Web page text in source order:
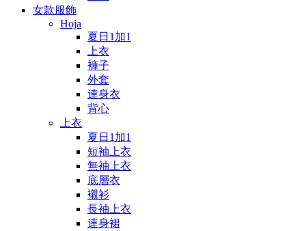
女款服飾
Hoja
夏日1加1
上衣
褲子
外套
連身衣
背心
上衣
夏日1加1
短袖上衣
無袖上衣
底層衣
襯衫
長袖上衣
連身裙